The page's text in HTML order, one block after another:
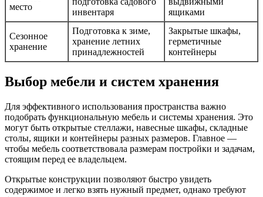
место
инвентаря
ящиками
Сезонное
хранение
Подготовка к зиме,
хранение летних
принадлежностей
Закрытые шкафы,
герметичные
контейнеры
Выбор мебели и систем хранения
Для эффективного использования пространства важно
подобрать функциональную мебель и системы хранения. Это
могут быть открытые стеллажи, навесные шкафы, складные
столы, ящики и контейнеры разных размеров. Главное —
чтобы мебель соответствовала размерам постройки и задачам,
стоящим перед ее владельцем.
Открытые конструкции позволяют быстро увидеть
содержимое и легко взять нужный предмет, однако требуют